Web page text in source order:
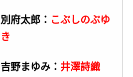
別府太郎： こぶしのぶゆ
き
吉野まゆみ： 井澤詩織